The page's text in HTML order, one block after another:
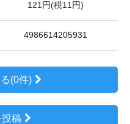
121円(税11円)
4986614205931
(0件)
投稿